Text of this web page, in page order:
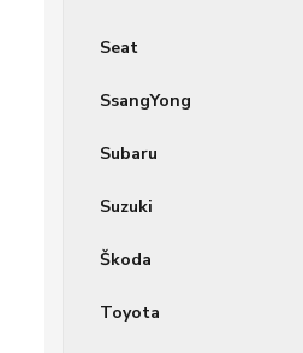
Seat
SsangYong
Subaru
Suzuki
Škoda
Toyota